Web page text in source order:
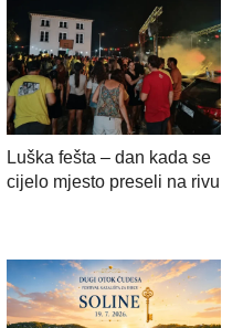
Luška fešta – dan kada se
cijelo mjesto preseli na rivu